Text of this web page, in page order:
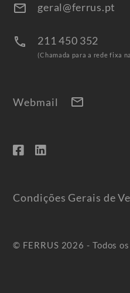
email geral@ferrus.pt
call 211 450 352
(Chamada para a rede fixa
Webmail mail
Condições Gerais de
© FERRUS 2026 - Todos